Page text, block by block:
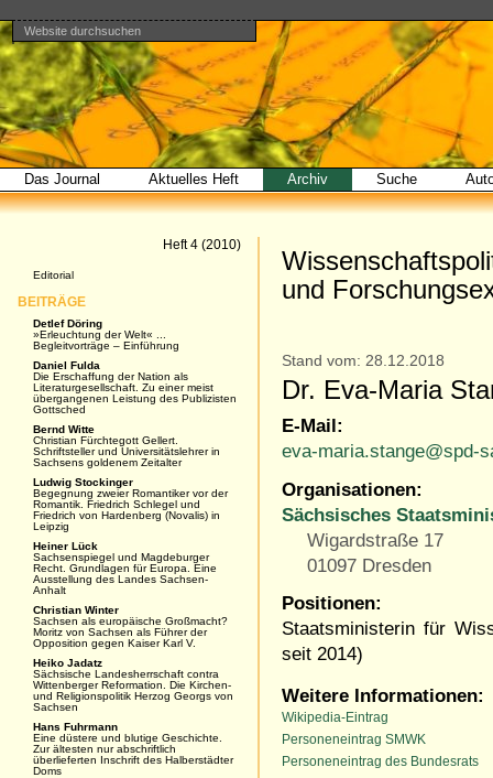
Direkt
zum
Inhalt
|
Direkt
zur
Navigation
Benutzerspezifische
Werkzeuge
Website durchsuchen
Erweiterte
Suche…
Bereiche
Das Journal Aktuelles Heft Archiv Suche
und
Stand vom: 28.12.2018
Dr. Eva-Maria
E-Mail:
eva-maria.stange@spd-
Organisationen:
Sächsisches
Wigardstraße 17
01097 Dresden
Positionen:
Staatsministerin für
seit 2014)
Weitere Informationen:
Wikipedia-Eintrag
Personeneintrag SMWK
Personeneintrag des Bundesrats
Heft 4 (2010)
Editorial
BEITRÄGE
Detlef Döring
»Erleuchtung der Welt« ...
Begleitvorträge – Einführung
Daniel Fulda
Die Erschaffung der Nation als
Literaturgesellschaft. Zu einer meist
übergangenen Leistung des Publizisten
Gottsched
Bernd Witte
Christian Fürchtegott Gellert.
Schriftsteller und Universitätslehrer in
Sachsens goldenem Zeitalter
Ludwig Stockinger
Begegnung zweier Romantiker vor der
Romantik. Friedrich Schlegel und
Friedrich von Hardenberg (Novalis) in
Leipzig
Heiner Lück
Sachsenspiegel und Magdeburger
Recht. Grundlagen für Europa. Eine
Ausstellung des Landes Sachsen-
Anhalt
Christian Winter
Sachsen als europäische Großmacht?
Moritz von Sachsen als Führer der
Opposition gegen Kaiser Karl V.
Heiko Jadatz
Sächsische Landesherrschaft contra
Wittenberger Reformation. Die Kirchen-
und Religionspolitik Herzog Georgs von
Sachsen
Hans Fuhrmann
Eine düstere und blutige Geschichte.
Zur ältesten nur abschriftlich
überlieferten Inschrift des Halberstädter
Doms